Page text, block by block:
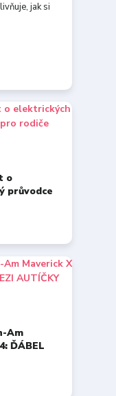
jak si
o
průvodce
Am
ĎÁBEL